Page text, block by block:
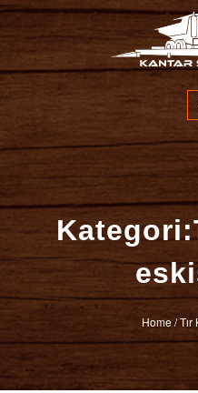
İçeriğe
Kantar
Home/Tır